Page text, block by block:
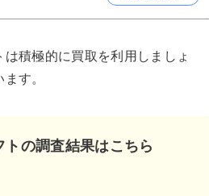
積極的に買取を利用しましょ
す。
トの調査結果はこちら